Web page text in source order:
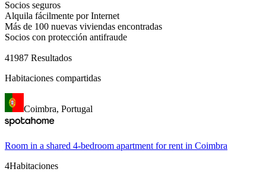
Socios seguros
Alquila fácilmente por Internet
Más de 100 nuevas viviendas encontradas
Socios con protección antifraude
41987 Resultados
Habitaciones compartidas
Coimbra, Portugal
Room in a shared 4-bedroom apartment for rent in Coimbra
4Habitaciones